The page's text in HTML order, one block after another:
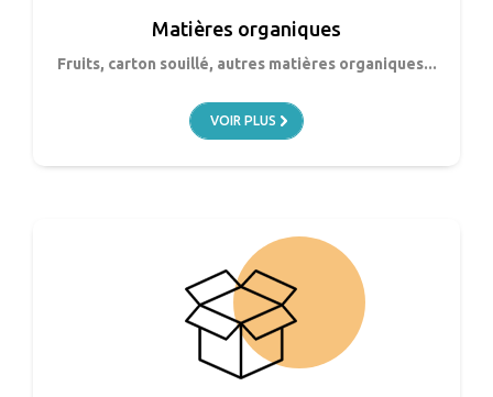
Matières organiques
Fruits, carton souillé, autres matières organiques...
VOIR PLUS